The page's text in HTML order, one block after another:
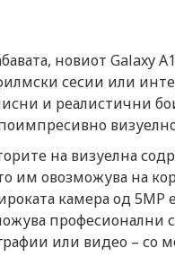
новиот Galaxy
сесии или
и реалистични
на визуелна
им овозможува на
камера од
професионални
или видео –